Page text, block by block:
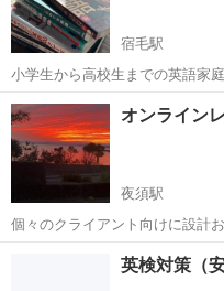
宿毛駅
小学生から高校生までの英語家
で対応させて頂きます。個人で
ございません。 親御さん、生徒
庭のご要望に応じます。対面指導
高知 宿毛市 宿毛駅
オンライン
夜須駅
個々のクライアント向けに設計
スン。 本当に違いを生むビジネス英語と文化的洞察。 単に口で言うだ
けでなく、人生で望むものを実
夜須駅
英検対策（安